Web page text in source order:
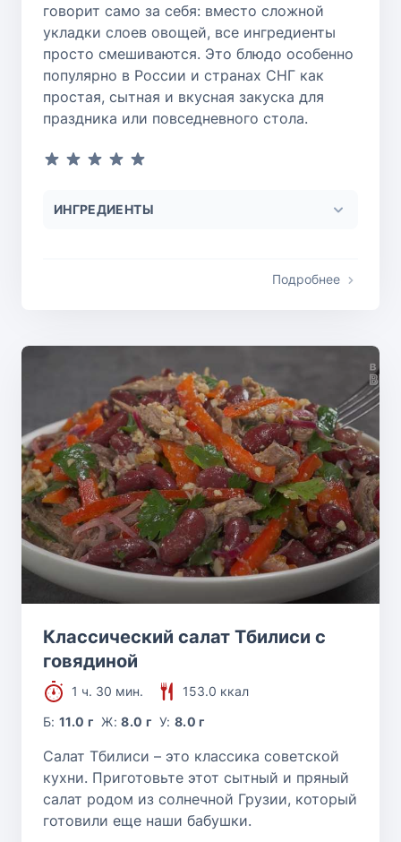
говорит само за себя: вместо сложной
укладки слоев овощей, все ингредиенты
просто смешиваются. Это блюдо особенно
популярно в России и странах СНГ как
простая, сытная и вкусная закуска для
праздника или повседневного стола.
ИНГРЕДИЕНТЫ
Подробнее
Классический салат Тбилиси с
говядиной
1 ч. 30 мин.
153.0 ккал
Б:11.0 г Ж:8.0 г У:8.0 г
Салат Тбилиси – это классика советской
кухни. Приготовьте этот сытный и пряный
салат родом из солнечной Грузии, который
готовили еще наши бабушки.